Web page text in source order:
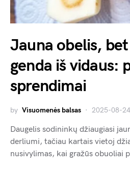
Jauna obelis,
genda iš vidaus:
sprendimai
by Visuomenės balsas 2025-08-24
Daugelis sodininkų džiaugiasi
derliumi, tačiau kartais vietoj
nusivylimas, kai gražūs obuoliai